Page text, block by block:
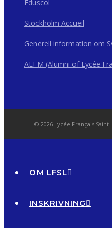
Eduscol
Stockholm Accueil
Generell information om
ALFM (Alumni of Lycée
© 2026 Lycée Français
OM LFSL
INSKRIVNING